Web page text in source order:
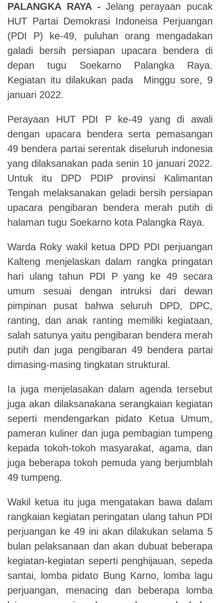
PALANGKA RAYA - Jelang perayaan pucak
HUT Partai Demokrasi Indoneisa Perjuangan
(PDI P) ke-49, puluhan orang mengadakan
galadi bersih persiapan upacara bendera di
depan tugu Soekarno Palangka Raya.
Kegiatan itu dilakukan pada Minggu sore, 9
januari 2022.
Perayaan HUT PDI P ke-49 yang di awali
dengan upacara bendera serta pemasangan
49 bendera partai serentak diseluruh indonesia
yang dilaksanakan pada senin 10 januari 2022.
Untuk itu DPD PDIP provinsi Kalimantan
Tengah melaksanakan geladi bersih persiapan
upacara pengibaran bendera merah putih di
halaman tugu Soekarno kota Palangka Raya.
Warda Roky wakil ketua DPD PDI perjuangan
Kalteng menjelaskan dalam rangka pringatan
hari ulang tahun PDI P yang ke 49 secara
umum sesuai dengan intruksi dari dewan
pimpinan pusat bahwa seluruh DPD, DPC,
ranting, dan anak ranting memiliki kegiataan,
salah satunya yaitu pengibaran bendera merah
putih dan juga pengibaran 49 bendera partai
dimasing-masing tingkatan struktural.
Ia juga menjelasakan dalam agenda tersebut
juga akan dilaksanakana serangkaian kegiatan
seperti mendengarkan pidato Ketua Umum,
pameran kuliner dan juga pembagian tumpeng
kepada tokoh-tokoh masyarakat, agama, dan
juga beberapa tokoh pemuda yang berjumblah
49 tumpeng.
Wakil ketua itu juga mengatakan bawa dalam
rangkaian kegiatan peringatan ulang tahun PDI
perjuangan ke 49 ini akan dilakukan selama 5
bulan pelaksanaan dan akan dubuat beberapa
kegiatan-kegiatan seperti penghijauan, sepeda
santai, lomba pidato Bung Karno, lomba lagu
perjuangan, menacing dan beberapa lomba